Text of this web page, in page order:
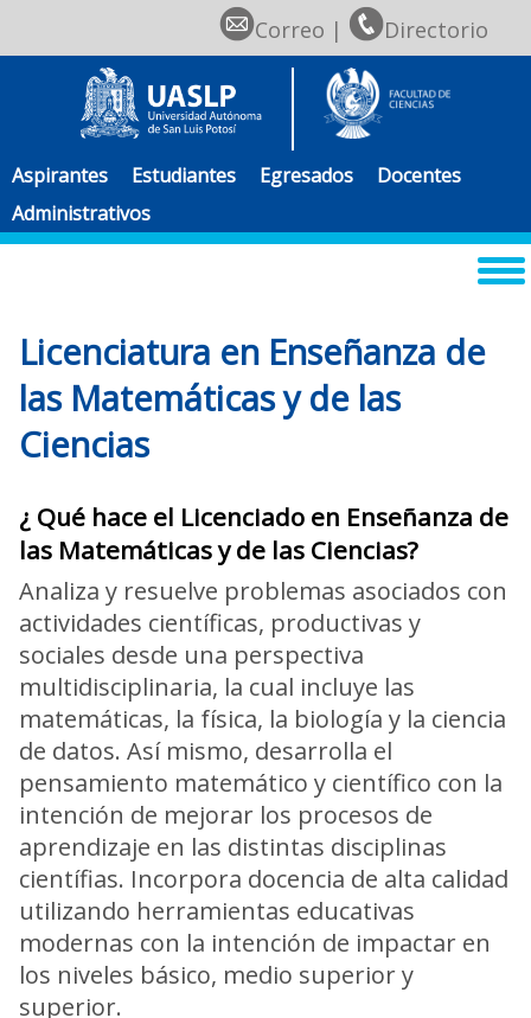
Correo | Directorio
Aspirantes Estudiantes Egresados
Docentes
Administrativos
Licenciatura en Enseñanza de
las Matemáticas y de las
Ciencias
¿ Qué hace el Licenciado en Enseñanza de
las Matemáticas y de las Ciencias?
Analiza y resuelve problemas asociados con
actividades científicas, productivas y
sociales desde una perspectiva
multidisciplinaria, la cual incluye las
matemáticas, la física, la biología y la ciencia
de datos. Así mismo, desarrolla el
pensamiento matemático y científico con la
intención de mejorar los procesos de
aprendizaje en las distintas disciplinas
científias. Incorpora docencia de alta calidad
utilizando herramientas educativas
modernas con la intención de impactar en
los niveles básico, medio superior y
superior.